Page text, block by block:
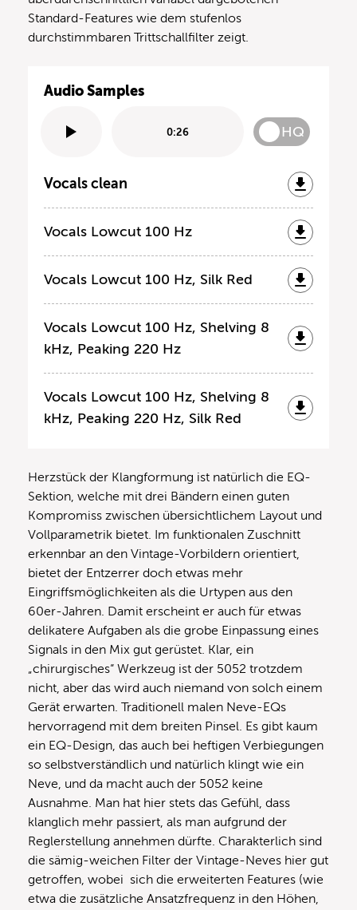
Standard-Features wie dem stufenlos
durchstimmbaren Trittschallfilter zeigt.
Audio Samples
0:26 HQ
Vocals clean
Vocals Lowcut 100 Hz
Vocals Lowcut 100 Hz, Silk Red
Vocals Lowcut 100 Hz, Shelving 8
kHz, Peaking 220 Hz
Vocals Lowcut 100 Hz, Shelving 8
kHz, Peaking 220 Hz, Silk Red
Herzstück der Klangformung ist natürlich die EQ-
Sektion, welche mit drei Bändern einen guten
Kompromiss zwischen übersichtlichem Layout und
Vollparametrik bietet. Im funktionalen Zuschnitt
erkennbar an den Vintage-Vorbildern orientiert,
bietet der Entzerrer doch etwas mehr
Eingriffsmöglichkeiten als die Urtypen aus den
60er-Jahren. Damit erscheint er auch für etwas
delikatere Aufgaben als die grobe Einpassung eines
Signals in den Mix gut gerüstet. Klar, ein
„chirurgisches“ Werkzeug ist der 5052 trotzdem
nicht, aber das wird auch niemand von solch einem
Gerät erwarten. Traditionell malen Neve-EQs
hervorragend mit dem breiten Pinsel. Es gibt kaum
ein EQ-Design, das auch bei heftigen Verbiegungen
so selbstverständlich und natürlich klingt wie ein
Neve, und da macht auch der 5052 keine
Ausnahme. Man hat hier stets das Gefühl, dass
klanglich mehr passiert, als man aufgrund der
Reglerstellung annehmen dürfte. Charakterlich sind
die sämig-weichen Filter der Vintage-Neves hier gut
getroffen, wobei sich die erweiterten Features (wie
etwa die zusätzliche Ansatzfrequenz in den Höhen,